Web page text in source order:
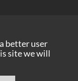
better user
site we will